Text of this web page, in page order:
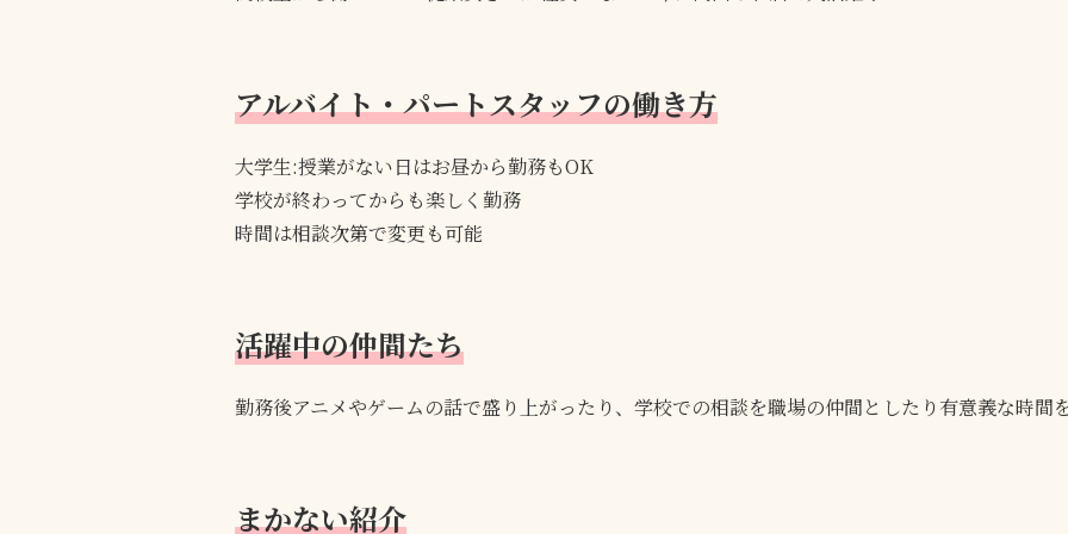
アルバイト・パートスタッフの働き方
大学生:授業がない日はお昼から勤務もOK
学校が終わってからも楽しく勤務
時間は相談次第で変更も可能
活躍中の仲間たち
勤務後アニメやゲームの話で盛り上がったり、学校での相談を職場の仲間としたり有意義な時間
まかない紹介